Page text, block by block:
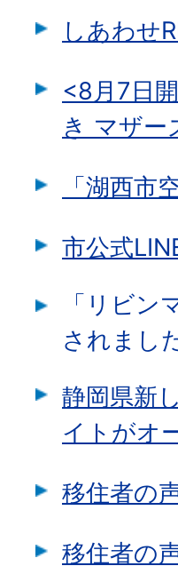
しあわせ
<8月7日
き マザー
「湖西市
市公式
「リビン
されまし
静岡県新
イトがオ
移住者の
移住者の